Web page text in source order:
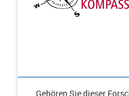
Gehören Sie dieser